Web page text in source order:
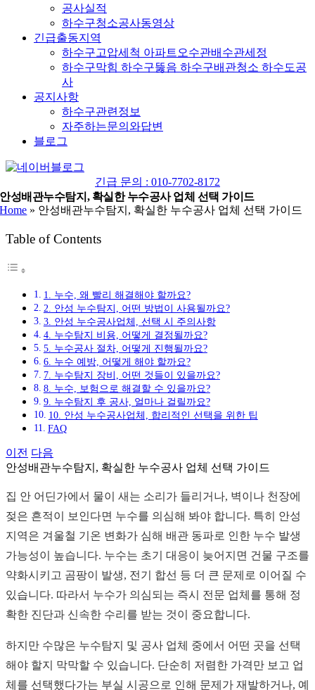
공사실적
하수구청소공사동영상
긴급출동지역
하수구고압세척 아파트오수관배수관세정
하수구막힘 하수구뚫음 하수구배관청소 하수도공
사
공지사항
하수구관련정보
자주하는문의와답변
블로그
네
버
블
그
긴급 문의 : 010-7702-8172
안성배관누수탐지, 확실한 누수공사 업체 선택 가이드
Home » 안성배관누수탐지, 확실한 누수공사 업체 선택 가이드
Table of Contents
1. 누수, 왜 빨리 해결해야 할까요?
2. 안성 누수탐지, 어떤 방법이 사용될까요?
3. 안성 누수공사업체, 선택 시 주의사항
4. 누수탐지 비용, 어떻게 결정될까요?
5. 누수공사 절차, 어떻게 진행될까요?
6. 누수 예방, 어떻게 해야 할까요?
7. 누수탐지 장비, 어떤 것들이 있을까요?
8. 누수, 보험으로 해결할 수 있을까요?
9. 누수탐지 후 공사, 얼마나 걸릴까요?
10. 안성 누수공사업체, 합리적인 선택을 위한 팁
FAQ
이전 다음
안성배관누수탐지, 확실한 누수공사 업체 선택 가이드
집 안 어딘가에서 물이 새는 소리가 들리거나, 벽이나 천장에
젖은 흔적이 보인다면 누수를 의심해 봐야 합니다. 특히 안성
지역은 겨울철 기온 변화가 심해 배관 동파로 인한 누수 발생
가능성이 높습니다. 누수는 초기 대응이 늦어지면 건물 구조를
약화시키고 곰팡이 발생, 전기 합선 등 더 큰 문제로 이어질 수
있습니다. 따라서 누수가 의심되는 즉시 전문 업체를 통해 정
확한 진단과 신속한 수리를 받는 것이 중요합니다.
하지만 수많은 누수탐지 및 공사 업체 중에서 어떤 곳을 선택
해야 할지 막막할 수 있습니다. 단순히 저렴한 가격만 보고 업
체를 선택했다가는 부실 시공으로 인해 문제가 재발하거나, 예